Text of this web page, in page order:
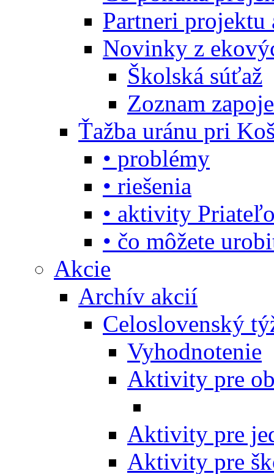
Partneri projektu
Novinky z
Školská súťaž
Zoznam
Ťažba uránu pri
• problémy
• riešenia
• aktivity
• čo môžete
Akcie
Archív akcií
Celoslovenský
Vyhodnotenie
Aktivity pre
Aktivity pre
Aktivity pre